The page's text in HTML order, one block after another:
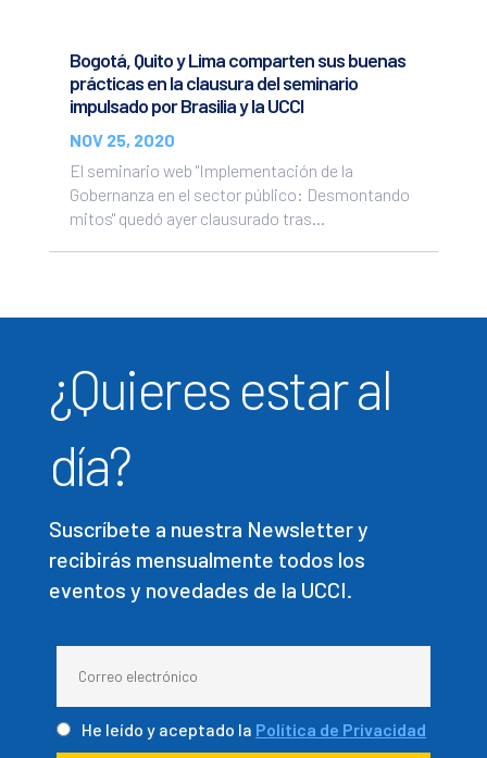
Bogotá, Quito y Lima comparten sus buenas
prácticas en la clausura del seminario
impulsado por Brasilia y la UCCI
NOV 25, 2020
El seminario web "Implementación de la
Gobernanza en el sector público: Desmontando
mitos" quedó ayer clausurado tras...
¿Quieres estar al
día?
Suscríbete a nuestra Newsletter y
recibirás mensualmente todos los
eventos y novedades de la UCCI.
He leído y aceptado la Política de Privacidad